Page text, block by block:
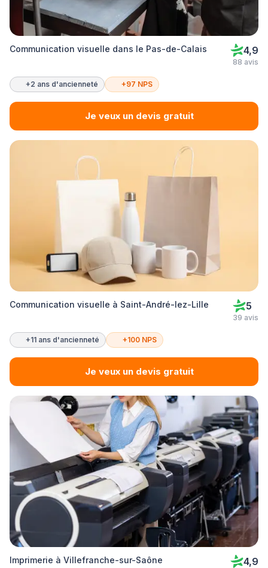
Communication visuelle dans le Pas-de-Calais 4,9
88 avis
+2 ans d'ancienneté +97 NPS
Je veux un devis gratuit
Communication visuelle à Saint-André-lez-Lille 5
39 avis
+11 ans d'ancienneté +100 NPS
Je veux un devis gratuit
Imprimerie à Villefranche-sur-Saône 4,9